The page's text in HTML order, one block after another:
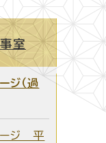
室
ジ（過
ージ 平